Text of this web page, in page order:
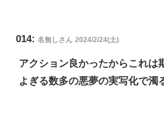
014: 名無しさん 2024/2/24(土)
アクション良かったからこれは
よぎる数多の悪夢の実写化で濁